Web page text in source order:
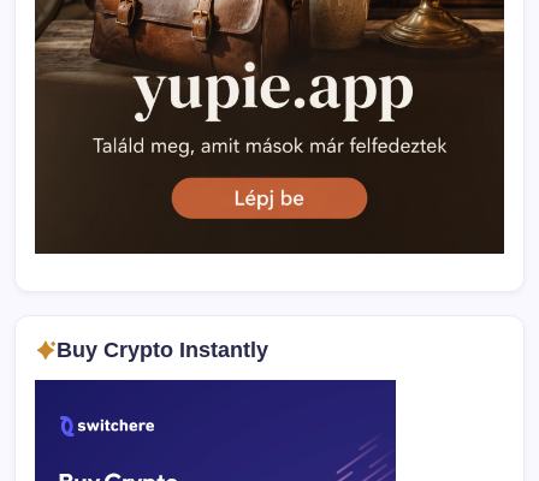
Buy Crypto Instantly